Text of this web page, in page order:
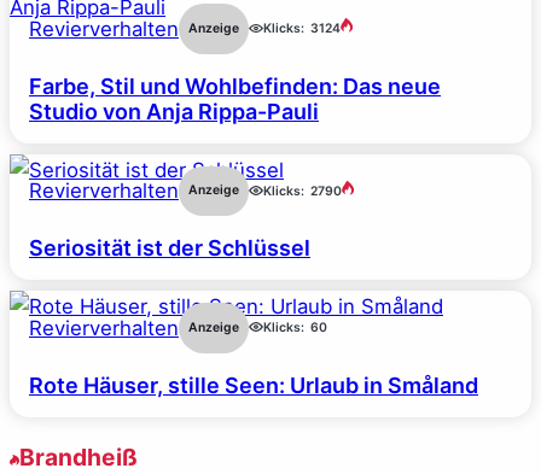
Revierverhalten Anzeige Klicks: 3124
Farbe, Stil und Wohlbefinden: Das neue
Studio von Anja Rippa-Pauli
Revierverhalten Anzeige Klicks: 2790
Seriosität ist der Schlüssel
Revierverhalten Anzeige Klicks: 60
Rote Häuser, stille Seen: Urlaub in Småland
Brandheiß